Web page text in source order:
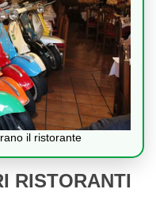
il ristorante
RISTORANTI